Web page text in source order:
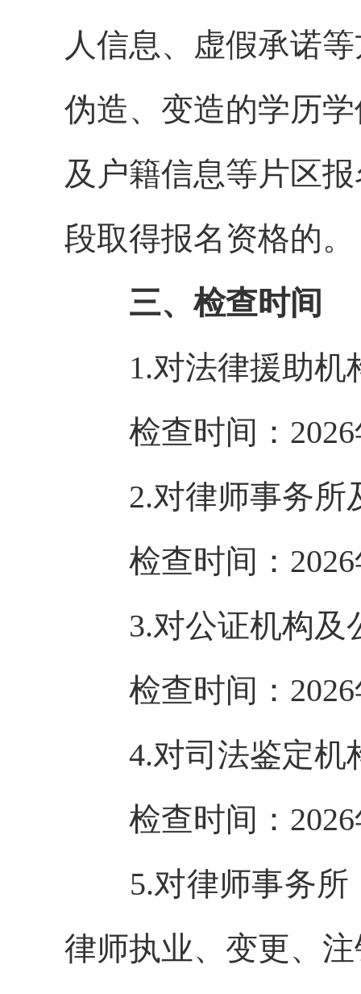
人信息、虚假承诺
伪造、变造的学历
及户籍信息等片区
段取得报名资格的。
三、检查时间
1.对法律援助机
检查时间： 2026
2.对律师事务所
检查时间： 2026
3.对公证机构及
检查时间： 2026
4.对司法鉴定机
检查时间： 2026
5.对律师事务
律师执业、变更、